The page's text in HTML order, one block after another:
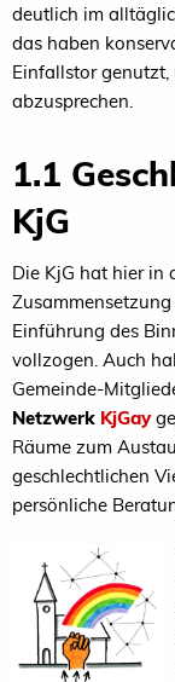
deutlich im
das haben
Einfallstor genutzt,
abzusprechen.
1.1
KjG
Die KjG hat hier in
Einführung des
vollzogen. Auch
Gemeinde-
Netzwerk KjGay
Räume zum
geschlechtlichen
persönliche